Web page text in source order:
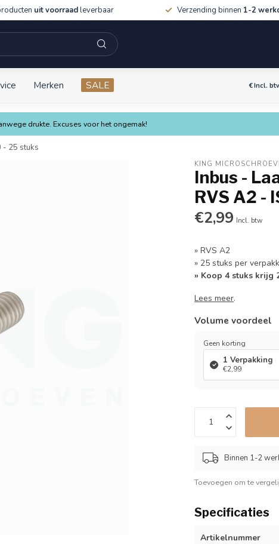
uit voorraadleverbaar Verzending binnen 1-2
Merken SALE €Incl.
drukte. Excuses voor het ongemak!
- 25 stuks
KING
Inbus -
RVS A2 -
€2,99 Incl. btw
» RVS A2
» 25 stuks per
» Koop 4 stuks krijg
Lees meer.
Volume voordeel
Geen korting
1 Verpakking
€2,99
Binnen 1-2
Toevoegen om te
Specificaties
Artikelnummer